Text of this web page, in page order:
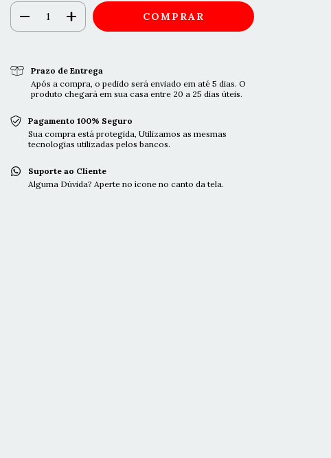
Prazo de Entrega
Após a compra, o pedido será enviado em até 5 dias. O
produto chegará em sua casa entre 20 a 25 dias úteis.
Pagamento 100% Seguro
Sua compra está protegida, Utilizamos as mesmas
tecnologias utilizadas pelos bancos.
Suporte ao Cliente
Alguma Dúvida? Aperte no ícone no canto da tela.